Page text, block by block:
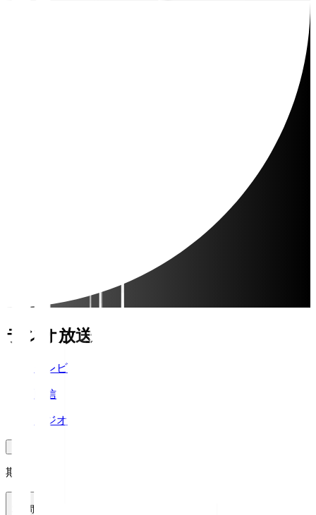
ラジオ放送
テレビ
配信
ラジオ
期間
1週間